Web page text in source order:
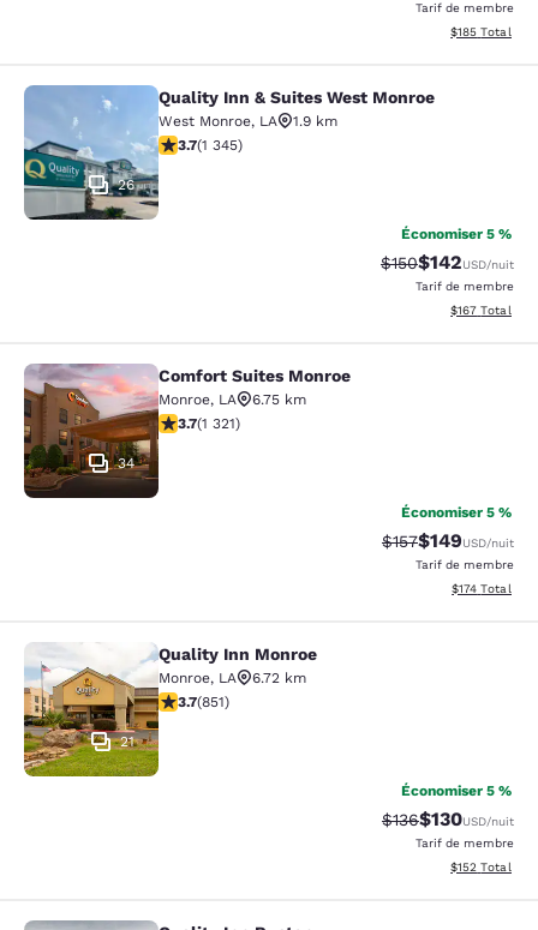
Tarif de membre
Afficher les
$185 Total
Quality Inn & Suites West Monroe
26
Quality Inn & Suites West Monroe
West Monroe, LA
1.9 km
3.71 étoiles. Bien. 1345 commentaires
3.7(1 345)
Économiser 5 %
Tarif barré :
$150Tarif réduit :
$142USD/nuit
Tarif de membre
Afficher les
$167 Total
Comfort Suites Monroe
34
Comfort Suites Monroe
Monroe, LA
6.75 km
3.69 étoiles. Bien. 1321 commentaires
3.7(1 321)
Économiser 5 %
Tarif barré :
$157Tarif réduit :
$149USD/nuit
Tarif de membre
Afficher les
$174 Total
Quality Inn Monroe
21
Quality Inn Monroe
Monroe, LA
6.72 km
3.71 étoiles. Bien. 851 commentaires
3.7(851)
Économiser 5 %
Tarif barré :
$136Tarif réduit :
$130USD/nuit
Tarif de membre
Afficher les
$152 Total